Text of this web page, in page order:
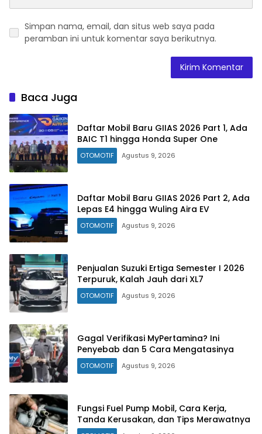
Simpan nama, email, dan situs web saya pada
peramban ini untuk komentar saya berikutnya.
Baca Juga
Daftar Mobil Baru GIIAS 2026 Part 1, Ada
BAIC T1 hingga Honda Super One
OTOMOTIF Agustus 9, 2026
Daftar Mobil Baru GIIAS 2026 Part 2, Ada
Lepas E4 hingga Wuling Aira EV
OTOMOTIF Agustus 9, 2026
Penjualan Suzuki Ertiga Semester I 2026
Terpuruk, Kalah Jauh dari XL7
OTOMOTIF Agustus 9, 2026
Gagal Verifikasi MyPertamina? Ini
Penyebab dan 5 Cara Mengatasinya
OTOMOTIF Agustus 9, 2026
Fungsi Fuel Pump Mobil, Cara Kerja,
Tanda Kerusakan, dan Tips Merawatnya